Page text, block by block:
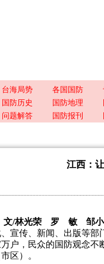
台海局势 各国国防
国防历史 国防地理
问题解答 国防报刊
江西：
》 文/林光荣 罗 敏 邹
宣传、新闻、出版等
户，民众的国防观念
区）。